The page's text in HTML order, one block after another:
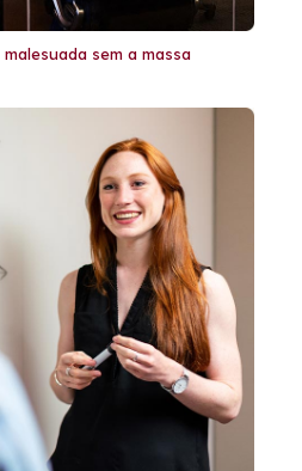
malesuada sem a massa